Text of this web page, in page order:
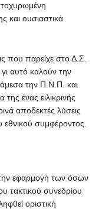
και ουσιαστικά
που παρείχε στο Δ.Σ.
αυτό καλούν την
την Π.Ν.Π. και
ένας ειλικρινής
αποδεκτές λύσεις
συμφέροντος.
εφαρμογή των όσων
τακτικού συνεδρίου
οριστική